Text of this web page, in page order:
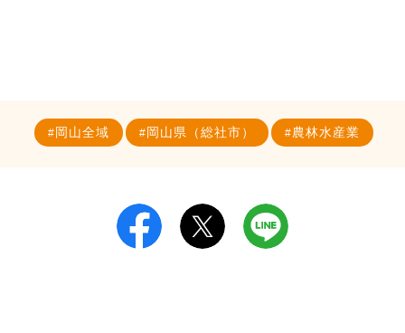
岡山全域 岡山県（総社市） 農林水産業